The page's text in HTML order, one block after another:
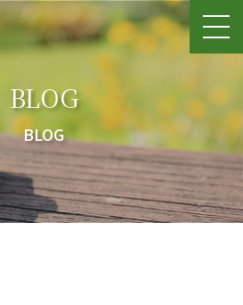
BLOG
BLOG